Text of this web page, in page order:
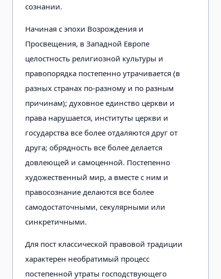
сознании.
Начиная с эпохи Возрождения и
Просвещения, в Западной Европе
целостность религиозной культуры и
правопорядка постепенно утрачивается (в
разных странах по-разному и по разным
причинам); духовное единство церкви и
права нарушается, институты церкви и
государства все более отдаляются друг от
друга; обрядность все более делается
довлеющей и самоценной. Постепенно
художественный мир, а вместе с ним и
правосознание делаются все более
самодостаточными, секулярными или
синкретичными.
Для пост классической правовой традиции
характерен необратимый процесс
постепенной утраты господствующего